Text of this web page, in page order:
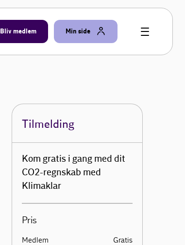
Bliv medlem Min side
Tilmelding
Kom gratis i gang med dit
CO2-regnskab med
Klimaklar
Pris
Medlem
Gratis